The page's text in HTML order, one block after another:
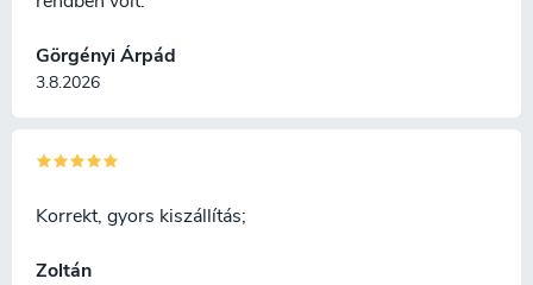
Görgényi Árpád
3.8.2026
Zoltán
Korrekt, gyors kiszállítás;